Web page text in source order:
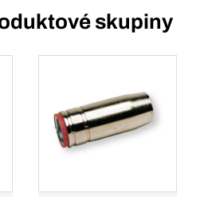
skupiny